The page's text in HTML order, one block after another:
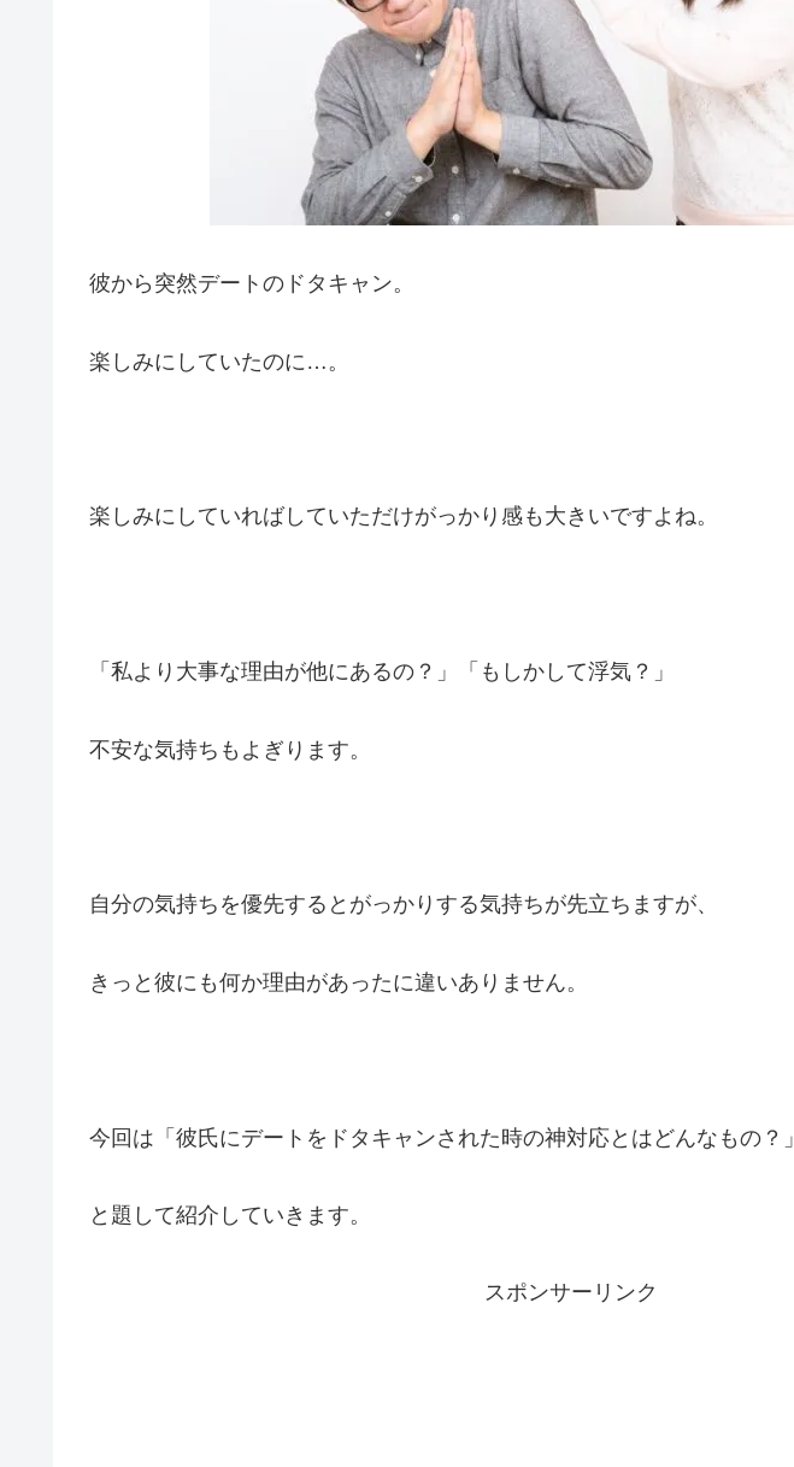
彼から突然デートのドタキャン。
楽しみにしていたのに…。
楽しみにしていればしていただけがっかり感も大きいですよね。
「私より大事な理由が他にあるの？」「もしかして浮気？」
不安な気持ちもよぎります。
自分の気持ちを優先するとがっかりする気持ちが先立ちますが、
きっと彼にも何か理由があったに違いありません。
今回は「彼氏にデートをドタキャンされた時の神対応とはどんなもの？」
と題して紹介していきます。
スポンサーリンク